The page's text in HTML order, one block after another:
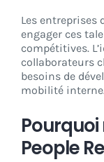
Les
engager ces
compétitives.
collaborateurs
besoins de
mobilité
People